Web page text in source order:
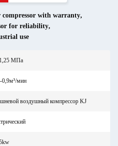
with warranty,
for reliability,
use
МПа
0,9м³/мин
воздушный компрессор KJ